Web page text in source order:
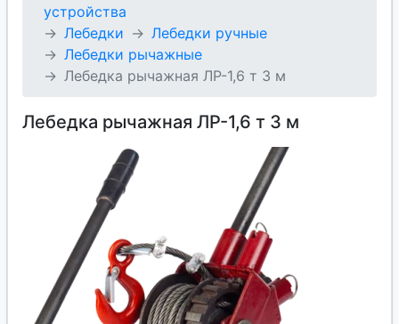
устройства
Лебедки
Лебедки ручные
Лебедки рычажные
Лебедка рычажная ЛР-1,6 т 3 м
Лебедка рычажная ЛР-1,6 т 3 м